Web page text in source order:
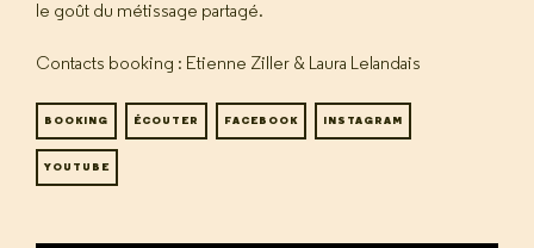
le goût du métissage partagé.
Contacts booking : Etienne Ziller & Laura Lelandais
BOOKING ÉCOUTER FACEBOOK INSTAGRAM
YOUTUBE